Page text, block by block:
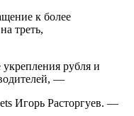
к более
треть,
рубля и
—
Игорь Расторгуев. —